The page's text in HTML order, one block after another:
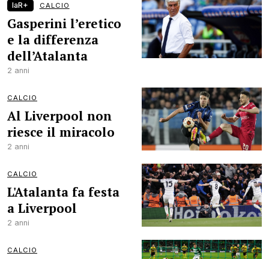
laR+ CALCIO
Gasperini l’eretico
e la differenza
dell’Atalanta
2 anni
CALCIO
Al Liverpool non
riesce il miracolo
2 anni
CALCIO
L'Atalanta fa festa
a Liverpool
2 anni
CALCIO